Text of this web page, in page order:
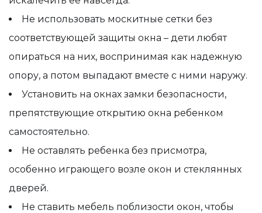
Не использовать москитные сетки без
соответствующей защиты окна – дети любят
опираться на них, воспринимая как надежную
опору, а потом выпадают вместе с ними наружу.
Установить на окнах замки безопасности,
препятствующие открытию окна ребенком
самостоятельно.
Не оставлять ребенка без присмотра,
особенно играющего возле окон и стеклянных
дверей.
Не ставить мебель поблизости окон, чтобы